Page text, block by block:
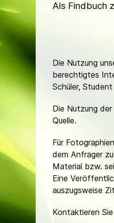
Als Findbuch
Die Nutzung
berechtigtes
Schüler,
Die Nutzung
Quelle.
Für
dem Anfrager
Material bzw.
Eine
auszugsweise
Kontaktieren